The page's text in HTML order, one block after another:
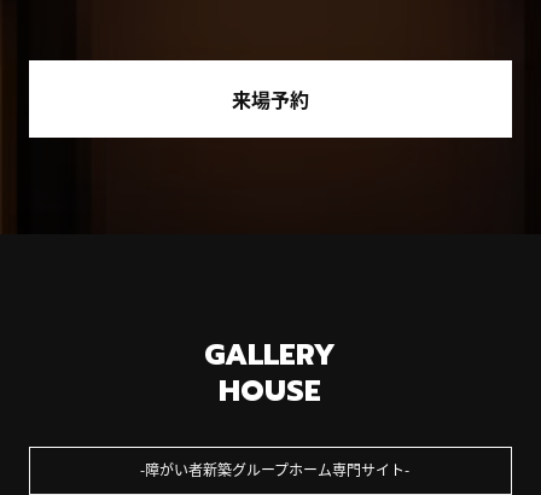
来場予約
GALLERY
HOUSE
障がい者新築グループホーム専門サイト